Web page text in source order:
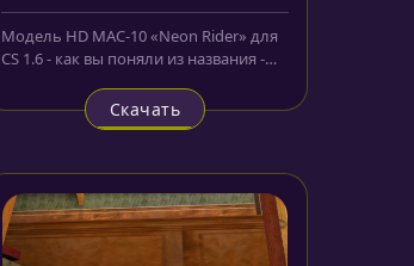
Модель HD MAC-10 «Neon Rider» для
CS 1.6 - как вы поняли из названия -
Скачать